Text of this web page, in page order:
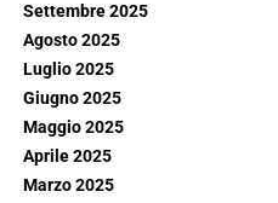
Settembre 2025
Agosto 2025
Luglio 2025
Giugno 2025
Maggio 2025
Aprile 2025
Marzo 2025